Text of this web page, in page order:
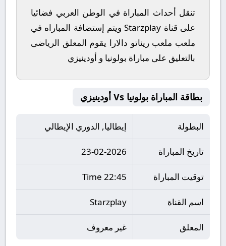
تنقل أحداث المباراة في الوطن العربي فضائيا
على قناة Starzplay ويتم إستضافة المباراه في
ملعب ملعب ريناتو دالارا يقوم المعلق الرياضى
بالتعليق على مباراة بولونيا و أودينيزي
بطاقة المباراة بولونيا Vs أودينيزي
البطولة إيطاليا, الدوري الإيطالي
تاريخ المباراة 23-02-2026
توقيت المباراة 22:45 Time
اسم القناة Starzplay
المعلق غير معروف